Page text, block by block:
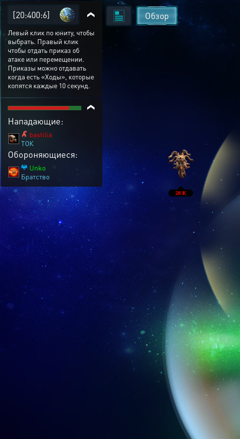
Обзор
[20:400:6]
Левый клик по юниту, чтобы
выбрать. Правый клик
чтобы отдать приказ об
атаке или перемещении.
Приказы можно отдавать
когда есть «Ходы», которые
копятся каждые 10 секунд.
Нападающие:
bastilia
ТОК
Обороняющиеся:
Unko
Братствo